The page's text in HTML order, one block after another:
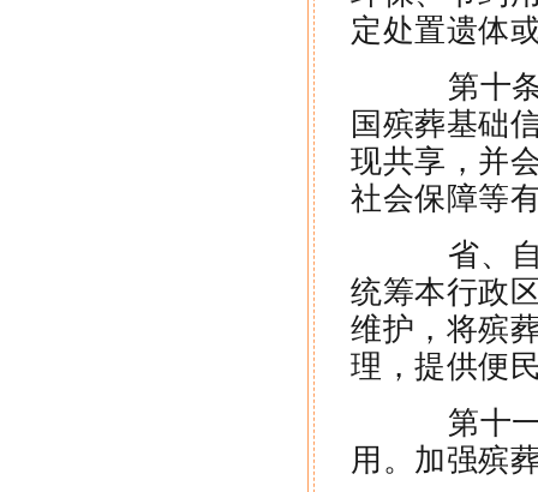
定处置遗体
第十条
国殡葬基础
现共享，并
社会保障等
省、自
统筹本行政
维护，将殡
理，提供便
第十一
用。加强殡